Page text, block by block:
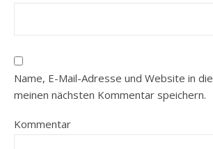
Name, E-Mail-Adresse und Website in
meinen nächsten Kommentar speichern.
Kommentar